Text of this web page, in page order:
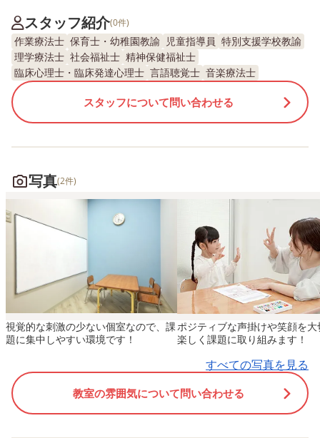
スタッフ紹介(0件)
作業療法士 保育士・幼稚園教諭 児童指導員 特別支援学校教諭
理学療法士 社会福祉士 精神保健福祉士
臨床心理士・臨床発達心理士 言語聴覚士 音楽療法士
スタッフについて問い合わせる
写真(2件)
視覚的な刺激の少ない個室なので、課
題に集中しやすい環境です！
ポジティブな声掛けや笑顔を大
楽しく課題に取り組みます！
すべての写真を見る
教室の雰囲気について問い合わせる